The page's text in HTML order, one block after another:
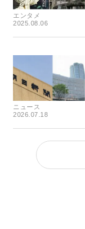
エンタメ
2025.08.06
ニュース
2026.07.18